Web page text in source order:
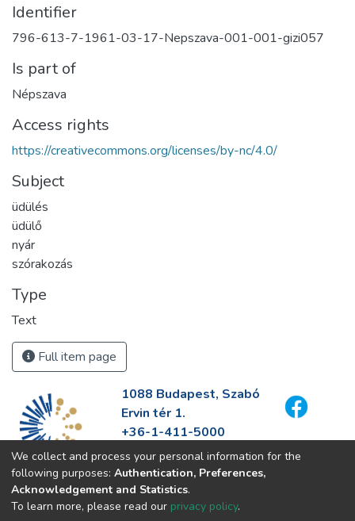
Identifier
796-613-7-1961-03-17-Nepszava-001-001-gizi057
Is part of
Népszava
Access rights
https://creativecommons.org/licenses/by-nc/4.0/
Subject
üdülés
üdülő
nyár
szórakozás
Type
Text
Full item page
1088 Budapest, Szabó
Ervin tér 1.
+36-1-411-5000
info@fszek.hu
https://fszek.hu
We collect and process your personal information for the
following purposes: Authentication, Preferences,
Acknowledgement and Statistics.
To learn more, please read our privacy policy.